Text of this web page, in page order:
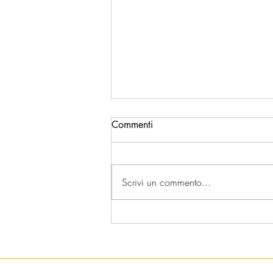
UN ANNO DI ECCELLENZA:
Commenti
Scrivi un commento...